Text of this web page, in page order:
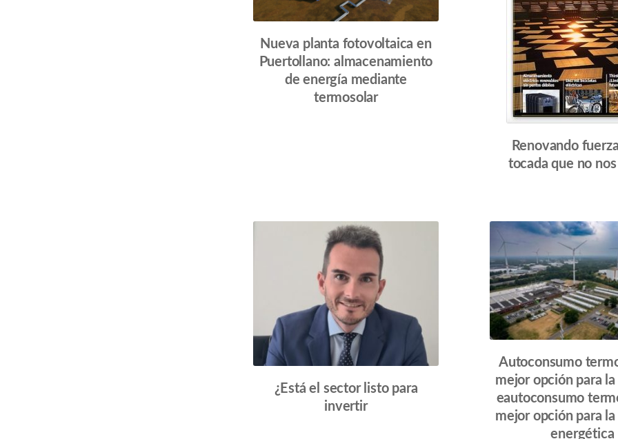
Nueva planta fotovoltaica en
Puertollano: almacenamiento
de energía mediante
termosolar
Renovando
tocada que no
¿Está el sector listo para
invertir
Autoconsumo
mejor opción para
eautoconsumo
mejor opción para
energética